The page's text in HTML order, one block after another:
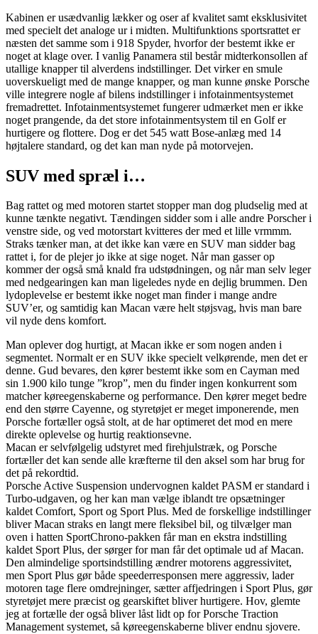
Kabinen er usædvanlig lækker og oser af kvalitet samt eksklusivitet
med specielt det analoge ur i midten. Multifunktions sportsrattet er
næsten det samme som i 918 Spyder, hvorfor der bestemt ikke er
noget at klage over. I vanlig Panamera stil består midterkonsollen af
utallige knapper til alverdens indstillinger. Det virker en smule
uoverskueligt med de mange knapper, og man kunne ønske Porsche
ville integrere nogle af bilens indstillinger i infotainmentsystemet
fremadrettet. Infotainmentsystemet fungerer udmærket men er ikke
noget prangende, da det store infotainmentsystem til en Golf er
hurtigere og flottere. Dog er det 545 watt Bose-anlæg med 14
højtalere standard, og det kan man nyde på motorvejen.
SUV med spræl i…
Bag rattet og med motoren startet stopper man dog pludselig med at
kunne tænkte negativt. Tændingen sidder som i alle andre Porscher i
venstre side, og ved motorstart kvitteres der med et lille vrmmm.
Straks tænker man, at det ikke kan være en SUV man sidder bag
rattet i, for de plejer jo ikke at sige noget. Når man gasser op
kommer der også små knald fra udstødningen, og når man selv leger
med nedgearingen kan man ligeledes nyde en dejlig brummen. Den
lydoplevelse er bestemt ikke noget man finder i mange andre
SUV’er, og samtidig kan Macan være helt støjsvag, hvis man bare
vil nyde dens komfort.
Man oplever dog hurtigt, at Macan ikke er som nogen anden i
segmentet. Normalt er en SUV ikke specielt velkørende, men det er
denne. Gud bevares, den kører bestemt ikke som en Cayman med
sin 1.900 kilo tunge ”krop”, men du finder ingen konkurrent som
matcher køreegenskaberne og performance. Den kører meget bedre
end den større Cayenne, og styretøjet er meget imponerende, men
Porsche fortæller også stolt, at de har optimeret det mod en mere
direkte oplevelse og hurtig reaktionsevne.
Macan er selvfølgelig udstyret med firehjulstræk, og Porsche
fortæller det kan sende alle kræfterne til den aksel som har brug for
det på rekordtid.
Porsche Active Suspension undervognen kaldet PASM er standard i
Turbo-udgaven, og her kan man vælge iblandt tre opsætninger
kaldet Comfort, Sport og Sport Plus. Med de forskellige indstillinger
bliver Macan straks en langt mere fleksibel bil, og tilvælger man
oven i hatten SportChrono-pakken får man en ekstra indstilling
kaldet Sport Plus, der sørger for man får det optimale ud af Macan.
Den almindelige sportsindstilling ændrer motorens aggressivitet,
men Sport Plus gør både speederresponsen mere aggressiv, lader
motoren tage flere omdrejninger, sætter affjedringen i Sport Plus, gør
styretøjet mere præcist og gearskiftet bliver hurtigere. Hov, glemte
jeg at fortælle der også bliver låst lidt op for Porsche Traction
Management systemet, så køreegenskaberne bliver endnu sjovere.